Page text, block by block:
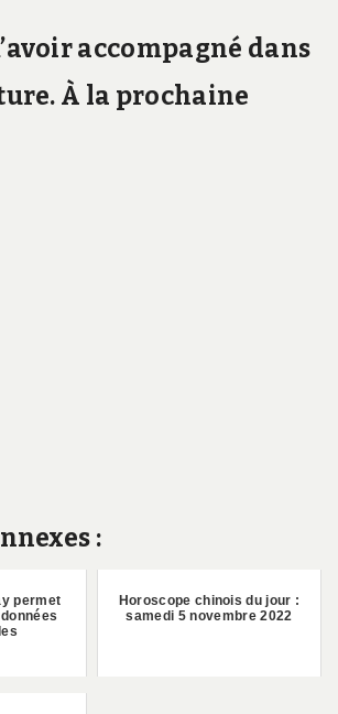
accompagné dans
À la prochaine
:
permet
Horoscope chinois du jour :
samedi 5 novembre 2022